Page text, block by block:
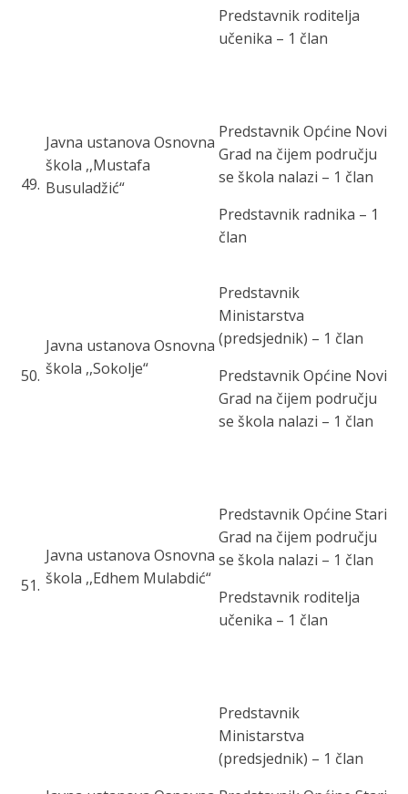
Predstavnik roditelja
učenika – 1 član
49.
Javna ustanova Osnovna
škola ,,Mustafa
Busuladžić“
Predstavnik Općine Novi
Grad na čijem području
se škola nalazi – 1 član
Predstavnik radnika – 1
član
50.
Javna ustanova Osnovna
škola ,,Sokolje“
Predstavnik
Ministarstva
(predsjednik) – 1 član
Predstavnik Općine Novi
Grad na čijem području
se škola nalazi – 1 član
51.
Javna ustanova Osnovna
škola ,,Edhem Mulabdić“
Predstavnik Općine Stari
Grad na čijem području
se škola nalazi – 1 član
Predstavnik roditelja
učenika – 1 član
Predstavnik
Ministarstva
(predsjednik) – 1 član